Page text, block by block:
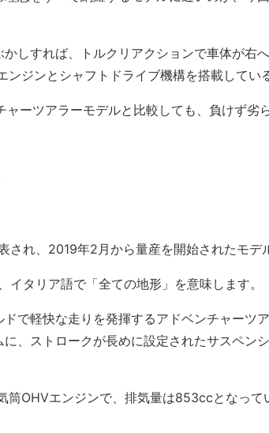
しすれば、トルクリアクションで車体が右
ジンとシャフトドライブ機構を搭載してい
ーツアラーモデルと比較しても、負けず劣
れ、2019年2月から量産を開始されたモデ
タリア語で「全ての地形」を意味します。
で軽快な走りを発揮するアドベンチャーツ
、ストロークが長めに設定されたサスペン
筒OHVエンジンで、排気量は853ccとなって